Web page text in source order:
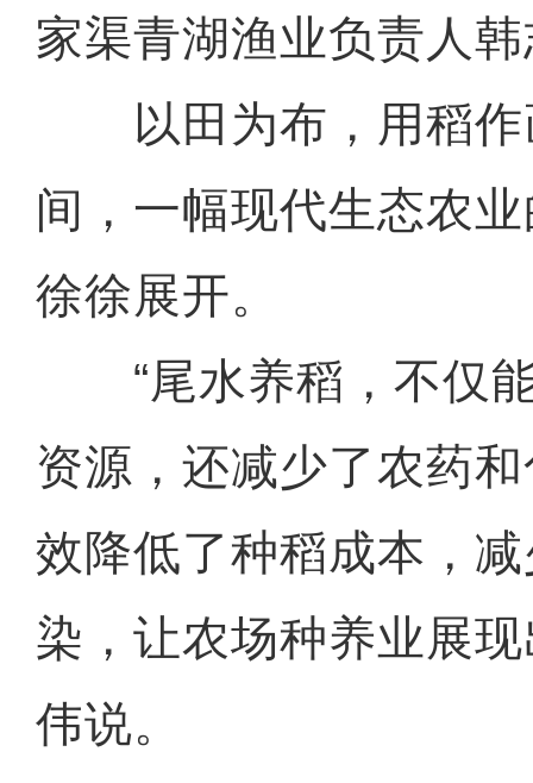
家渠青湖渔业负责人
以田为布，用稻作
间，一幅现代生态农
徐徐展开。
“尾水养稻，不仅能
资源，还减少了农药
效降低了种稻成本，
染，让农场种养业展
伟说。